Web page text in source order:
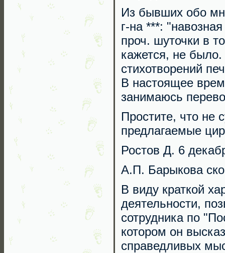
Из бывших обо
г-на ***:
проч. шуточки в
кажется, не
стихотворений
В настоящее
занимаюсь
Простите, что не
предлагаемые
Ростов Д. 6
А.П. Барыкова
В виду краткой
деятельности,
сотрудника по
котором он
справедливых